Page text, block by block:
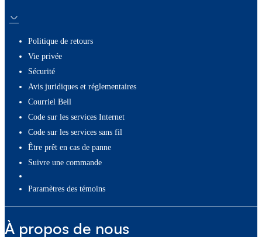
Politique de retours
Vie privée
Sécurité
Avis juridiques et réglementaires
Courriel Bell
Code sur les services Internet
Code sur les services sans fil
Être prêt en cas de panne
Suivre une commande
paramètres des témoins
À propos de nous